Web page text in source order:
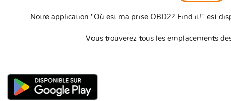
Notre application "Où est ma prise OBD2? Find it!" est
Vous trouverez tous les emplacements